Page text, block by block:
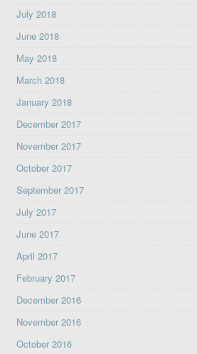
July 2018
June 2018
May 2018
March 2018
January 2018
December 2017
November 2017
October 2017
September 2017
July 2017
June 2017
April 2017
February 2017
December 2016
November 2016
October 2016